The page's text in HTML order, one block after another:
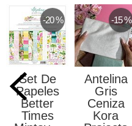
-20 %
Set De
Papeles
Better
Times
-15 %
Antelina
Gris
Ceniza
Kora